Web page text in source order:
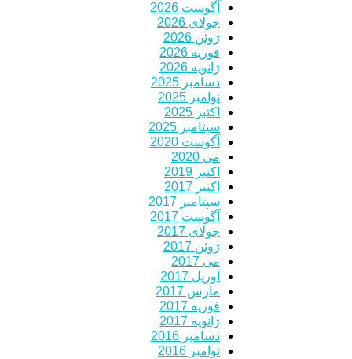
آگوست 2026
جولای 2026
ژوئن 2026
فوریه 2026
ژانویه 2026
دسامبر 2025
نوامبر 2025
اکتبر 2025
سپتامبر 2025
آگوست 2020
می 2020
اکتبر 2019
اکتبر 2017
سپتامبر 2017
آگوست 2017
جولای 2017
ژوئن 2017
می 2017
آوریل 2017
مارس 2017
فوریه 2017
ژانویه 2017
دسامبر 2016
نوامبر 2016